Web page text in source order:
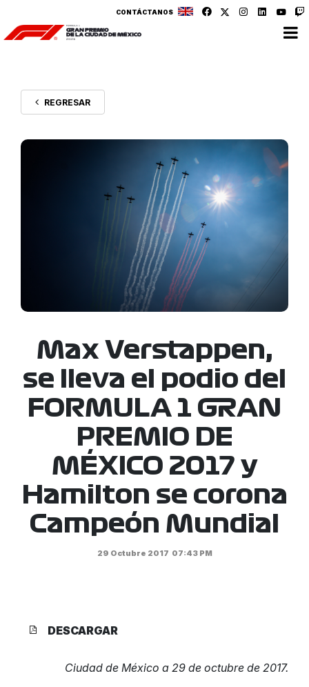
CONTÁCTANOS
REGRESAR
Max Verstappen,
se lleva el podio del
FORMULA 1 GRAN
PREMIO DE
MÉXICO 2017 y
Hamilton se corona
Campeón Mundial
29 Octubre 2017 07:43 PM
DESCARGAR
Ciudad de México a 29 de octubre de 2017.